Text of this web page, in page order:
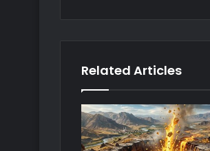
Related Articles